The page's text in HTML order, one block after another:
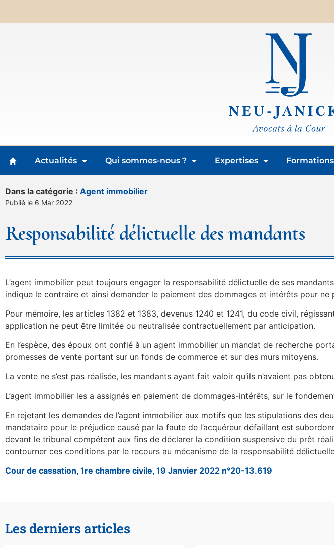
Actualités Qui sommes-nous ? Expertises Formations
Dans la catégorie : Agent immobilier
Publié le 6 Mar 2022
Responsabilité délictuelle des mandants
L’agent immobilier peut toujours engager la responsabilité délictuelle de ses
indique le contraire et ainsi demander le paiement des dommages et intérêts pour
Pour mémoire, les articles 1382 et 1383, devenus 1240 et 1241, du code civil,
application ne peut être limitée ou neutralisée contractuellement par anticipation.
En l’espèce, des époux ont confié à un agent immobilier un mandat de recherche
promesses de vente portant sur un fonds de commerce et sur des murs mitoyens.
La vente ne s’est pas réalisée, les mandants ayant fait valoir qu’ils n’avaient pas
L’agent immobilier les a assignés en paiement de dommages-intérêts, sur le
En rejetant les demandes de l’agent immobilier aux motifs que les stipulations des
mandataire pour le préjudice causé par la faute de l’acquéreur défaillant est
devant le tribunal compétent aux fins de déclarer la condition suspensive du prêt
contourner ces conditions par le recours au mécanisme de la responsabilité
Cour de cassation, 1re chambre civile, 19 Janvier 2022 n°20-13.619
Les derniers articles